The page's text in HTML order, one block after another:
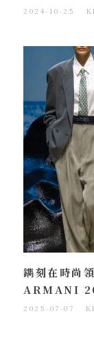
2024-10-25
鐫刻在時尚
ARMANI
2025-07-07